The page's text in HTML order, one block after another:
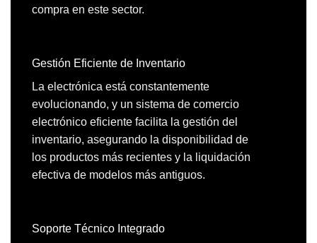
compra en este sector.
Gestión Eficiente de Inventario
La electrónica está constantemente
evolucionando, y un sistema de comercio
electrónico eficiente facilita la gestión del
inventario, asegurando la disponibilidad de
los productos más recientes y la liquidación
efectiva de modelos más antiguos.
Soporte Técnico Integrado